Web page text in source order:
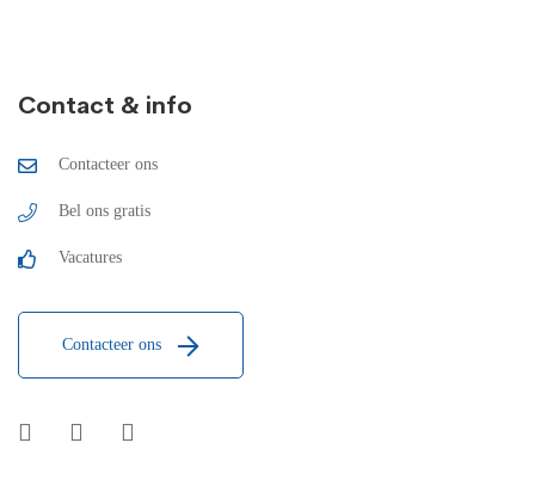
Contact & info
Contacteer ons
Bel ons gratis
Vacatures
Contacteer ons